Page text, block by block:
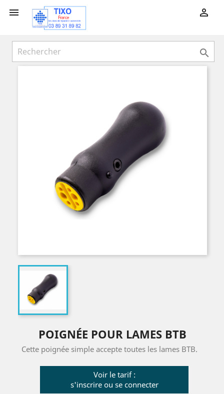
 

POIGNÉE POUR LAMES BTB
Cette poignée simple accepte toutes les lames BTB.
Voir le tarif :
s'inscrire ou se connecter